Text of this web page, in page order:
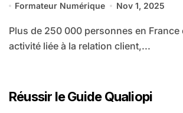
Formateur Numérique Nov 1, 2025
Plus de 250 000 personnes en France exercent une
activité liée à la relation client,...
Réussir le Guide Qualiopi